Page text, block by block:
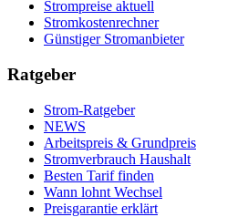
Strompreise aktuell
Stromkostenrechner
Günstiger Stromanbieter
Ratgeber
Strom-Ratgeber
NEWS
Arbeitspreis & Grundpreis
Stromverbrauch Haushalt
Besten Tarif finden
Wann lohnt Wechsel
Preisgarantie erklärt